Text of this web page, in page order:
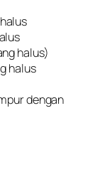
halus)
halus
dengan